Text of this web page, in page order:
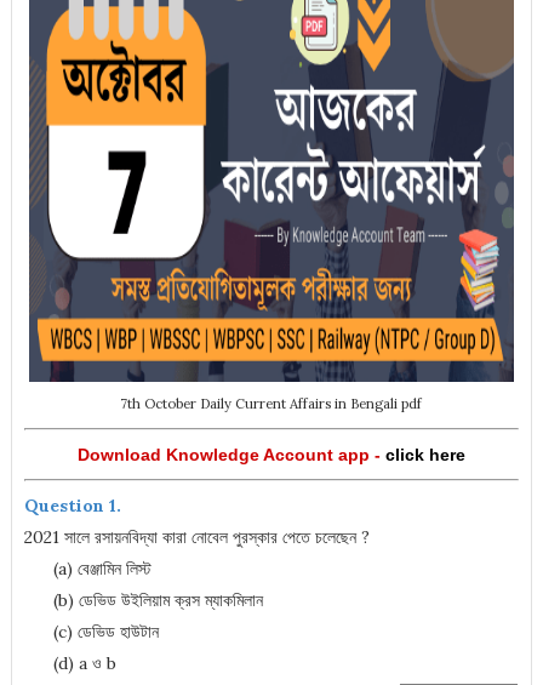
7th October Daily Current Affairs in Bengali pdf
Download Knowledge Account app - click here
Question 1.
2021 সালে রসায়নবিদ্যা কারা নোবেল পুরস্কার পেতে চলেছেন ?
(a) বেঞ্জামিন লিস্ট
(b) ডেভিড উইলিয়াম ক্রস ম্যাকমিলান
(c) ডেভিড হাউটান
(d) a ও b